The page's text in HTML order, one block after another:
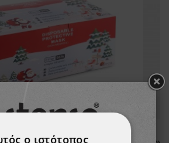
ο ιστότοπος